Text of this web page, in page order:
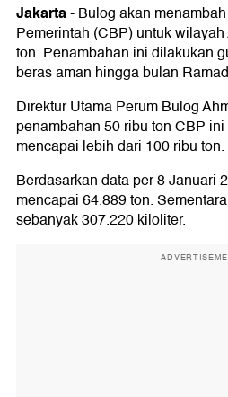
Jakarta-Bulog akan
Pemerintah (CBP) untuk
ton. Penambahan ini dilakukan
beras aman hingga bulan
Direktur Utama Perum Bulog
penambahan 50 ribu ton CBP
mencapai lebih dari 100 ribu ton.
Berdasarkan data per 8 Januari
mencapai 64.889 ton.
sebanyak 307.220 kiloliter.